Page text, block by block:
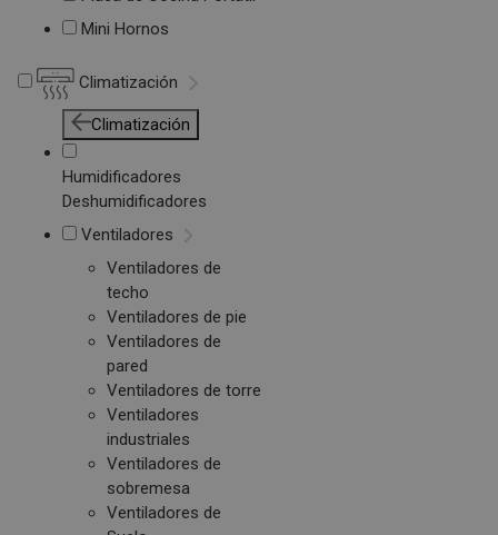
Mini Hornos
Climatización
Climatización
Humidificadores
Deshumidificadores
Ventiladores
Ventiladores de
techo
Ventiladores de pie
Ventiladores de
pared
Ventiladores de torre
Ventiladores
industriales
Ventiladores de
sobremesa
Ventiladores de